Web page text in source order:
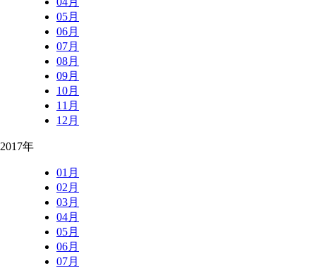
05月
06月
07月
08月
09月
10月
11月
12月
2017年
01月
02月
03月
04月
05月
06月
07月